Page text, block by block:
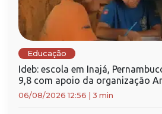
Educação
Ideb: escola em Inajá,
9,8 com apoio da organização
06/08/2026 12:56 3 min